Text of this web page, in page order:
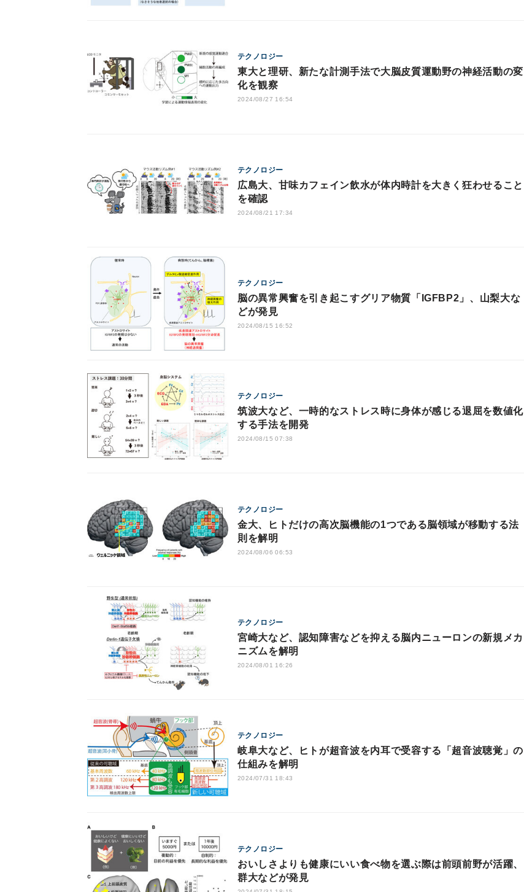
テクノロジー
東大と理研、新たな計測手法で大脳皮質運動野の神経活動の変
化を観察
2024/08/27 16:54
テクノロジー
広島大、甘味カフェイン飲水が体内時計を大きく狂わせること
を確認
2024/08/21 17:34
テクノロジー
脳の異常興奮を引き起こすグリア物質「IGFBP2」、山梨大な
どが発見
2024/08/15 16:52
テクノロジー
筑波大など、一時的なストレス時に身体が感じる退屈を数値化
する手法を開発
2024/08/15 07:38
テクノロジー
金大、ヒトだけの高次脳機能の1つである脳領域が移動する法
則を解明
2024/08/06 06:53
テクノロジー
宮崎大など、認知障害などを抑える脳内ニューロンの新規メカ
ニズムを解明
2024/08/01 16:26
テクノロジー
岐阜大など、ヒトが超音波を内耳で受容する「超音波聴覚」の
仕組みを解明
2024/07/31 18:43
テクノロジー
おいしさよりも健康にいい食べ物を選ぶ際は前頭前野が活躍、
群大などが発見